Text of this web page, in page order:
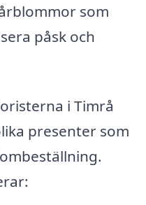
som
påsk och
i Timrå
presenter som